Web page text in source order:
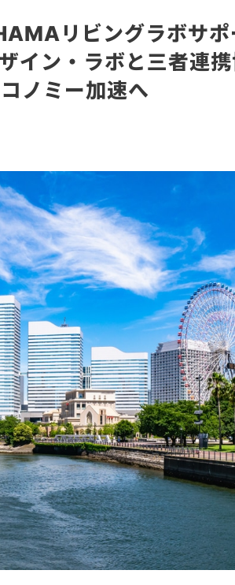
リビングラボサポ
イン・ラボと三者連
ノミー加速へ